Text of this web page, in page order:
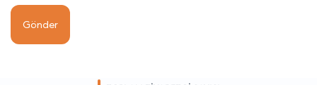
Gönder